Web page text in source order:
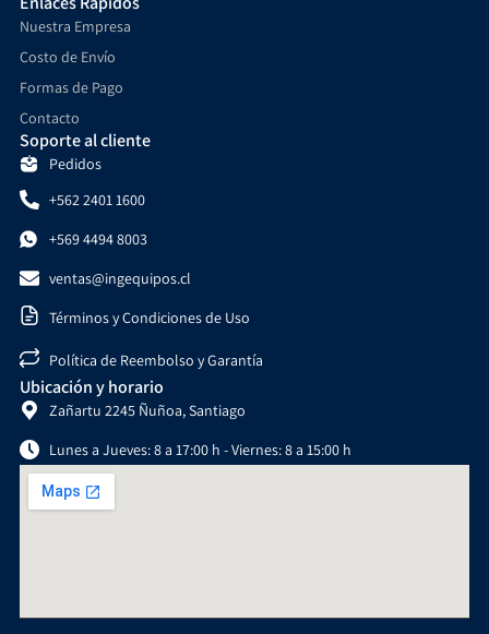
Nuestra Empresa
Costo de Envío
Formas de Pago
Contacto
Soporte al cliente
Pedidos
+562 2401 1600
+569 4494 8003
ventas@ingequipos.cl
Términos y Condiciones de Uso
Política de Reembolso y Garantía
Ubicación y horario
Zañartu 2245 Ñuñoa, Santiago
Lunes a Jueves: 8 a 17:00 h - Viernes: 8 a 15:00 h